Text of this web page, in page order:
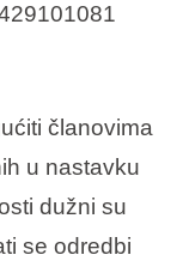
članovima
u nastavku
dužni su
se odredbi